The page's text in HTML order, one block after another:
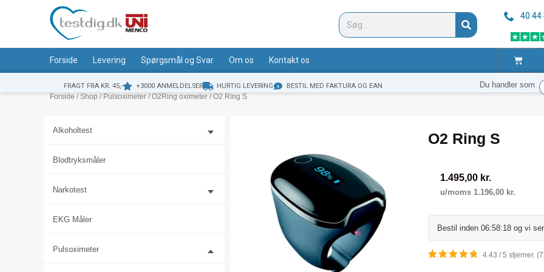
Søg 40 44
Forside Levering Spørgsmål og Svar Om os Kontakt os Kurv
FRAGT FRA KR. 45,- +3000 ANMELDELSER HURTIG LEVERING BESTIL MED FAKTURA OG EAN Du handler som
Forside /Shop / Pulsoximeter /O2Ring oximeter / O2 Ring S
Alkoholtest
Blodtryksmåler
Narkotest
EKG Måler
Pulsoximeter
O2 Ring S
1.495,00 kr.
u/moms 1.196,00 kr.
Bestil inden 06:58:18og vi
4.43 / 5 stjerner.